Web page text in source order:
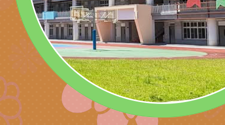
造」、「阿德勒心理
學諮商輔導的應用」
不只是遊戲 - 兒童遊
門工作坊 （中部場
訊
理114學年度整合性
育講座「爸媽不暴走
成長」
台灣遊戲治療學會
日舉辦「空間的療癒
文化遊戲室之規畫與
檢送衛生福利部「政
材應注意之可及性格
有關本市桃園區中埔
「桃園市115年度兒
情緒管理訓練-獨輪
有關國立羅東高級中
「生命教育議題深化
檢送LED跑馬燈文字